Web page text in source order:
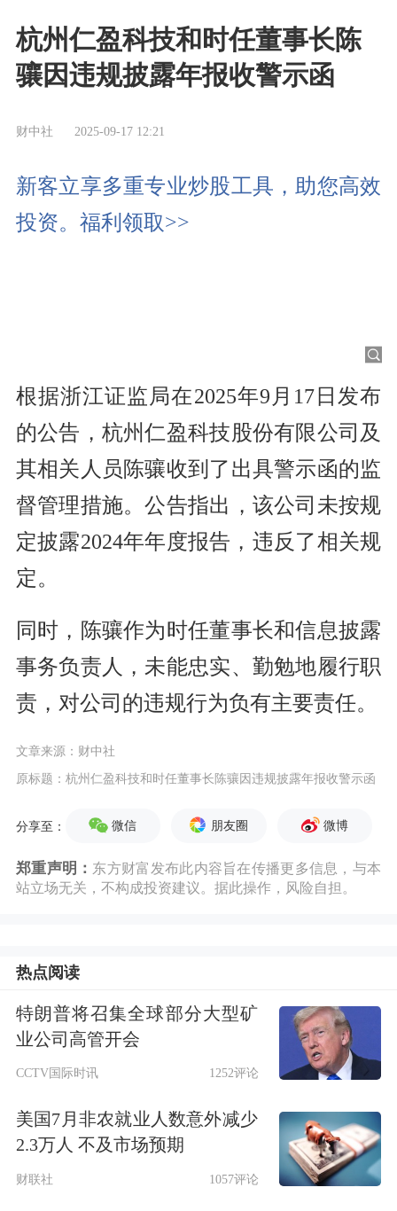
杭州仁盈科技和时任董事长陈
骧因违规披露年报收警示函
财中社 2025-09-17 12:21
新客立享多重专业炒股工具，助您高效
投资。福利领取>>
根据浙江证监局在2025年9月17日发布
的公告，杭州仁盈科技股份有限公司及
其相关人员陈骧收到了出具警示函的监
督管理措施。公告指出，该公司未按规
定披露2024年年度报告，违反了相关规
定。
同时，陈骧作为时任董事长和信息披露
事务负责人，未能忠实、勤勉地履行职
责，对公司的违规行为负有主要责任。
文章来源：财中社
原标题：杭州仁盈科技和时任董事长陈骧因违规披露年报收警示函
分享至： 微信 朋友圈 微博
郑重声明： 东方财富发布此内容旨在传播更多信息，与本
站立场无关，不构成投资建议。据此操作，风险自担。
热点阅读
特朗普将召集全球部分大型矿
业公司高管开会
CCTV国际时讯 1252评论
美国7月非农就业人数意外减少
2.3万人 不及市场预期
财联社 1057评论